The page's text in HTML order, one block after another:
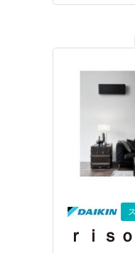
ｒｉｓ